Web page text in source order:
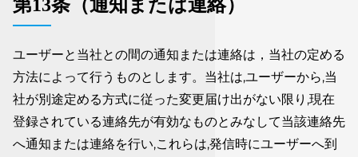
第13条（通知または連絡）
ユーザーと当社との間の通知または連絡は，当社の定める
方法によって行うものとします。当社は,ユーザーから,当
社が別途定める方式に従った変更届け出がない限り,現在
登録されている連絡先が有効なものとみなして当該連絡先
へ通知または連絡を行い,これらは,発信時にユーザーへ到